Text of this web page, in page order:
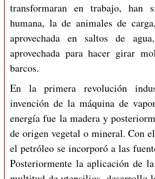
transformaran en trabajo, han
humana, la de animales de
aprovechada en saltos de
aprovechada para hacer girar
barcos.
En la primera revolución
invención de la máquina de
energía fue la madera y
de origen vegetal o mineral. Con
el petróleo se incorporó a las
Posteriormente la aplicación de